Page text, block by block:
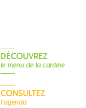
DÉCOUVREZ
le menu de la cantine
CONSULTEZ
l'agenda